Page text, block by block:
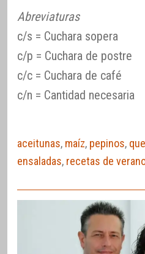
Abreviaturas
c/s = Cuchara sopera
c/p = Cuchara de postre
c/c = Cuchara de café
c/n = Cantidad necesaria
aceitunas, maíz, pepinos,
ensaladas, recetas de